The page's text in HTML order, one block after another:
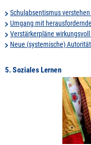
Schulabsentismus
Umgang mit
Verstärkerpläne
Neue (systemische) Autorität
5. Soziales Lernen